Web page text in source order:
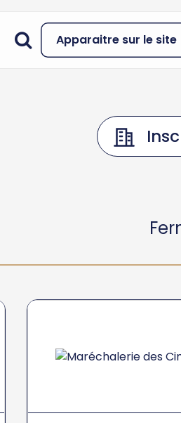
Apparaitre sur le site